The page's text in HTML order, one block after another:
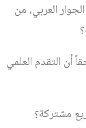
العربي، من
أن التقدم العلمي
مشتركة؟